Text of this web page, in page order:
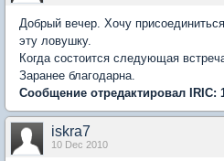
Добрый вечер. Хочу
эту ловушку.
Когда состоится следующая
Заранее благодарна.
Сообщение отредактировал IRIC:
iskra7
10 Dec 2010